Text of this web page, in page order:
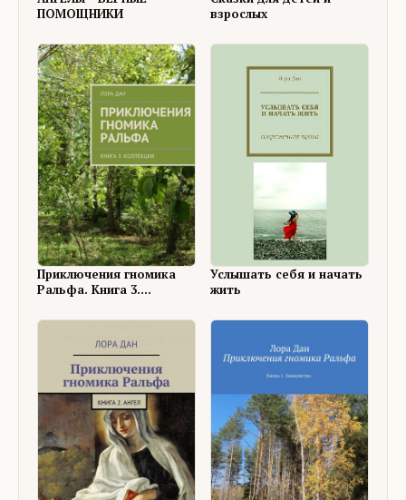
ПОМОЩНИКИ
взрослых
Приключения гномика
Ральфа. Книга 3.
Услышать себя и начать
жить